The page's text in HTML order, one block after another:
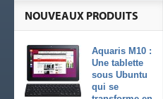
NOUVEAUX PRODUITS
Aquaris M10 :
Une tablette
sous Ubuntu
qui se